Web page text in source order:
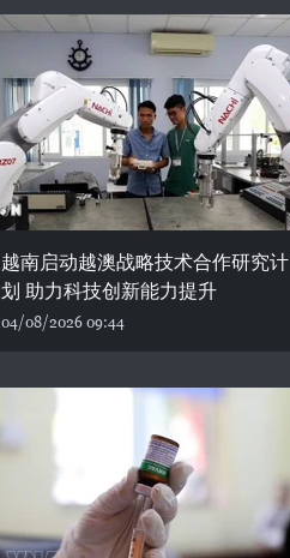
越南启动越澳战略技术合作研究计
划 助力科技创新能力提升
04/08/2026 09:44